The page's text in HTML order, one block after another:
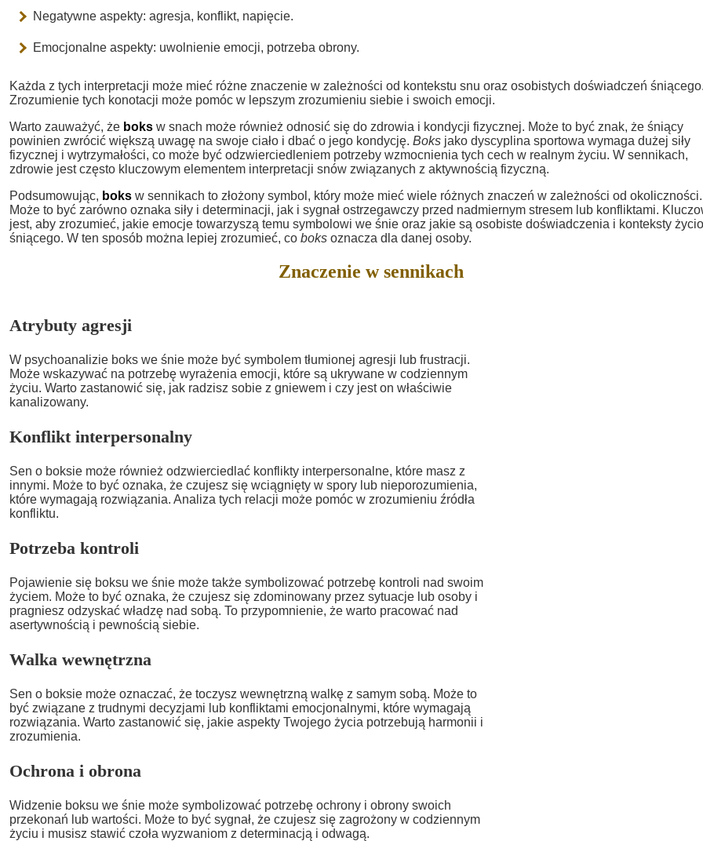
Negatywne aspekty: agresja, konflikt, napięcie.
Emocjonalne aspekty: uwolnienie emocji, potrzeba obrony.
Każda z tych interpretacji może mieć różne znaczenie w zależności od kontekstu snu oraz osobistych doświadczeń
Zrozumienie tych konotacji może pomóc w lepszym zrozumieniu siebie i swoich emocji.
Warto zauważyć, że boks w snach może również odnosić się do zdrowia i kondycji fizycznej. Może to być znak, że śniący
powinien zwrócić większą uwagę na swoje ciało i dbać o jego kondycję. Boks jako dyscyplina sportowa wymaga dużej siły
fizycznej i wytrzymałości, co może być odzwierciedleniem potrzeby wzmocnienia tych cech w realnym życiu. W sennikach,
zdrowie jest często kluczowym elementem interpretacji snów związanych z aktywnością fizyczną.
Podsumowując, boks w sennikach to złożony symbol, który może mieć wiele różnych znaczeń w zależności od okoliczności.
Może to być zarówno oznaka siły i determinacji, jak i sygnał ostrzegawczy przed nadmiernym stresem lub konfliktami.
jest, aby zrozumieć, jakie emocje towarzyszą temu symbolowi we śnie oraz jakie są osobiste doświadczenia i konteksty
śniącego. W ten sposób można lepiej zrozumieć, co boks oznacza dla danej osoby.
Znaczenie w sennikach
Atrybuty agresji
W psychoanalizie boks we śnie może być symbolem tłumionej agresji lub frustracji.
Może wskazywać na potrzebę wyrażenia emocji, które są ukrywane w codziennym
życiu. Warto zastanowić się, jak radzisz sobie z gniewem i czy jest on właściwie
kanalizowany.
Konflikt interpersonalny
Sen o boksie może również odzwierciedlać konflikty interpersonalne, które masz z
innymi. Może to być oznaka, że czujesz się wciągnięty w spory lub nieporozumienia,
które wymagają rozwiązania. Analiza tych relacji może pomóc w zrozumieniu źródła
konfliktu.
Potrzeba kontroli
Pojawienie się boksu we śnie może także symbolizować potrzebę kontroli nad swoim
życiem. Może to być oznaka, że czujesz się zdominowany przez sytuacje lub osoby i
pragniesz odzyskać władzę nad sobą. To przypomnienie, że warto pracować nad
asertywnością i pewnością siebie.
Walka wewnętrzna
Sen o boksie może oznaczać, że toczysz wewnętrzną walkę z samym sobą. Może to
być związane z trudnymi decyzjami lub konfliktami emocjonalnymi, które wymagają
rozwiązania. Warto zastanowić się, jakie aspekty Twojego życia potrzebują harmonii i
zrozumienia.
Ochrona i obrona
Widzenie boksu we śnie może symbolizować potrzebę ochrony i obrony swoich
przekonań lub wartości. Może to być sygnał, że czujesz się zagrożony w codziennym
życiu i musisz stawić czoła wyzwaniom z determinacją i odwagą.